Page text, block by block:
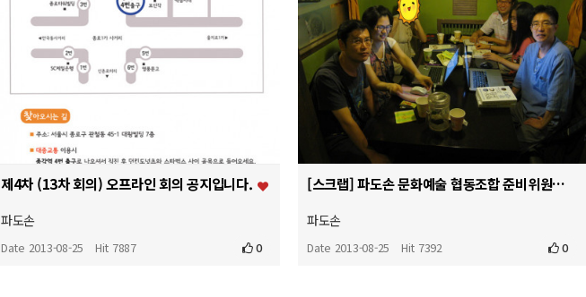
제4차 (13차 회의) 오프라인 회의 공지입니다.
파도손
Date 2013-08-25 Hit 7887 0
[스크랩] 파도손 문화예술 협동조합 준비위원회 3차 오프라인모임 후기 입니다.
파도손
Date 2013-08-25 Hit 7392 0